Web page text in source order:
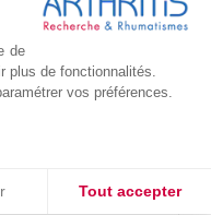
de
plus de fonctionnalités.
vos préférences.
Tout accepter
Cure-RA
AVR 22 15:01